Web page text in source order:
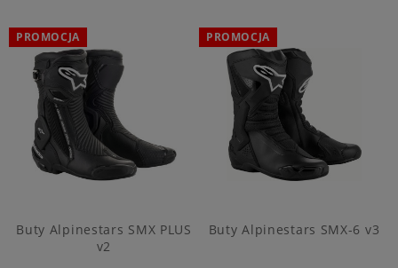
Buty Alpinestars SMX PLUS
v2
PROMOCJA
Buty Alpinestars SMX-6 v3
PROMOCJA